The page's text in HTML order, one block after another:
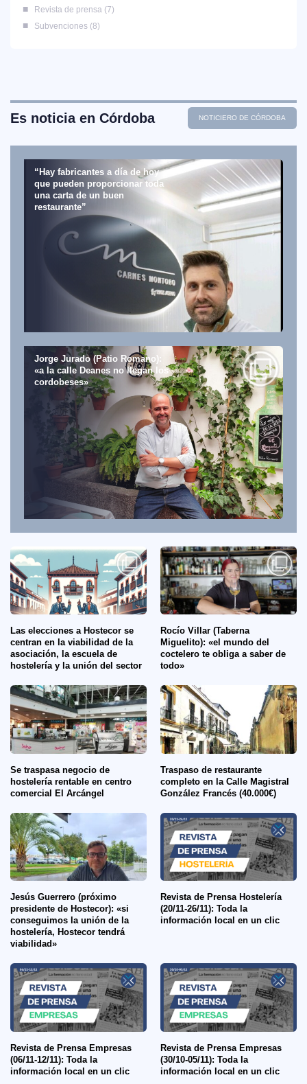
Revista de prensa 7
Subvenciones 8
Es noticia en Córdoba NOTICIERO DE CÓRDOBA
“Hay fabricantes a día de hoy
que pueden proporcionar toda
una carta de un buen
restaurante”
Jorge Jurado (Patio Romano):
«a la calle Deanes no llegan los
cordobeses»
Las elecciones a Hostecor se
centran en la viabilidad de la
asociación, la escuela de
hostelería y la unión del sector
Rocío Villar (Taberna
Miguelito): «el mundo del
coctelero te obliga a saber de
todo»
Se traspasa negocio de
hostelería rentable en centro
comercial El Arcángel
Traspaso de restaurante
completo en la Calle Magistral
González Francés (40.000€)
Jesús Guerrero (próximo
presidente de Hostecor): «si
conseguimos la unión de la
hostelería, Hostecor tendrá
viabilidad»
Revista de Prensa Hostelería
(20/11-26/11): Toda la
información local en un clic
Revista de Prensa Empresas
(06/11-12/11): Toda la
información local en un clic
Revista de Prensa Empresas
(30/10-05/11): Toda la
información local en un clic